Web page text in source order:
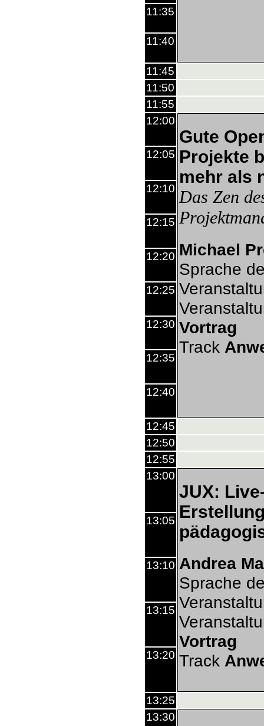
11:35
11:40
11:45
11:50
11:55
12:00
Gute
Projekte
mehr als
Das Zen
Michael
Sprache
Vortrag
Track
12:05
12:10
12:15
12:20
12:25
12:30
12:35
12:40
12:45
12:50
12:55
13:00
JUX:
Andrea
Sprache
Vortrag
Track
13:05
13:10
13:15
13:20
13:25
13:30